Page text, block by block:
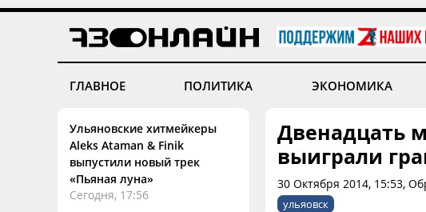
ГЛАВНОЕ ПОЛИТИКА ЭКОНОМИКА
Ульяновские хитмейкеры
Aleks Ataman & Finik
выпустили новый трек
«Пьяная луна»
Сегодня, 17:56
Двенадцать
выиграли
30 Октября 2014, 15:53,
ульяовск